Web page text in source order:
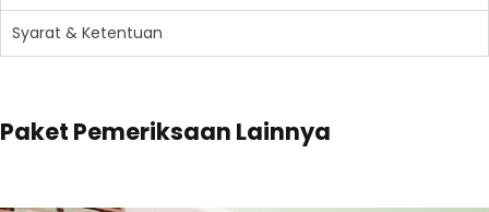
Syarat & Ketentuan
Paket Pemeriksaan Lainnya